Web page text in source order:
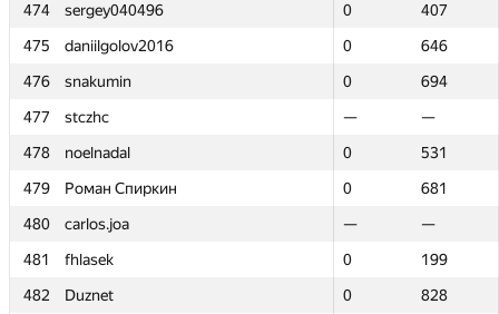
474
sergey040496 0
407
475
daniilgolov2016 0
646
476
snakumin 0
694
477
stczhc —
—
478
noelnadal 0
531
479
Роман Спиркин 0
681
480
carlos.joa —
—
481
fhlasek 0
199
482
Duznet 0
828
474
sergey040496 0
407
475
daniilgolov2016 0
646
476
snakumin 0
694
477
stczhc —
—
478
noelnadal 0
531
479
Роман Спиркин 0
681
480
carlos.joa —
—
481
fhlasek 0
199
482
Duznet 0
828